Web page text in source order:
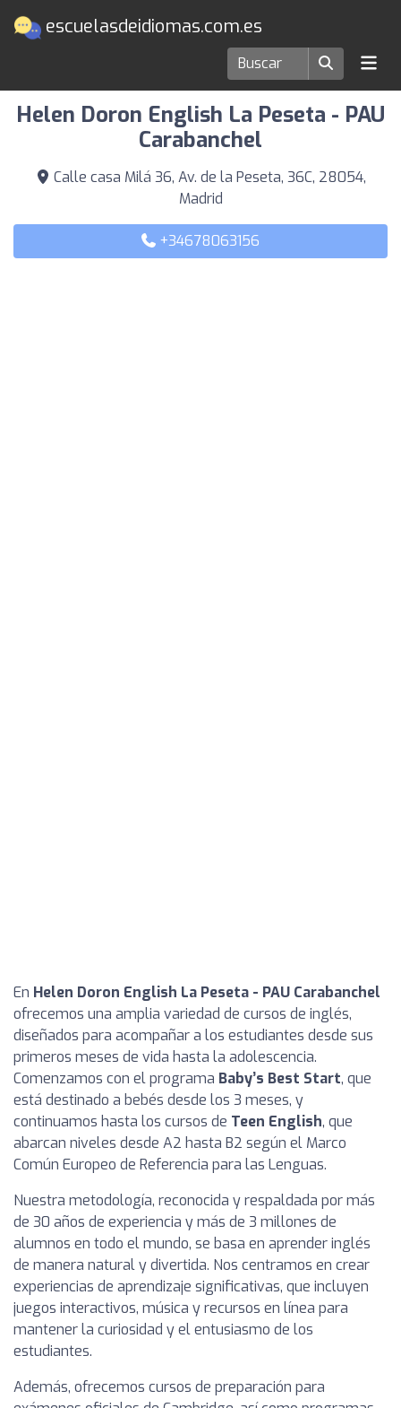
escuelasdeidiomas.com.es
Escuelas de idiomas en Madrid
Helen Doron English La Peseta - PAU
Carabanchel
Calle casa Milá 36, Av. de la Peseta, 36C, 28054,
Madrid
+34678063156
En Helen Doron English La Peseta - PAU Carabanchel
ofrecemos una amplia variedad de cursos de inglés,
diseñados para acompañar a los estudiantes desde sus
primeros meses de vida hasta la adolescencia.
Comenzamos con el programa Baby’s Best Start, que
está destinado a bebés desde los 3 meses, y
continuamos hasta los cursos de Teen English, que
abarcan niveles desde A2 hasta B2 según el Marco
Común Europeo de Referencia para las Lenguas.
Nuestra metodología, reconocida y respaldada por más
de 30 años de experiencia y más de 3 millones de
alumnos en todo el mundo, se basa en aprender inglés
de manera natural y divertida. Nos centramos en crear
experiencias de aprendizaje significativas, que incluyen
juegos interactivos, música y recursos en línea para
mantener la curiosidad y el entusiasmo de los
estudiantes.
Además, ofrecemos cursos de preparación para